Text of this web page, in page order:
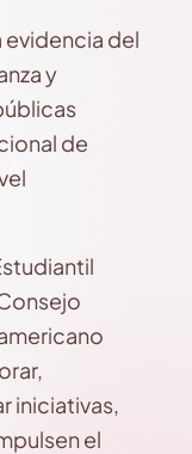
evidencia del
y
de
iniciativas,
el